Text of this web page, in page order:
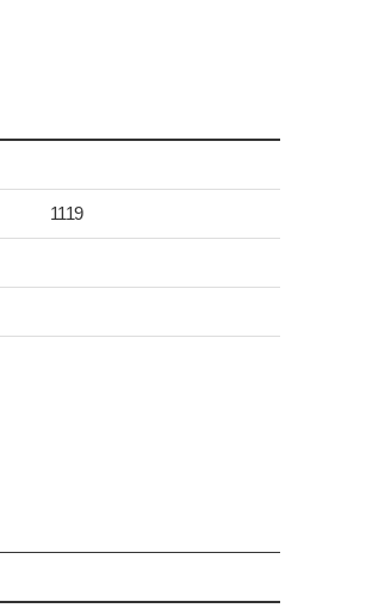
1119